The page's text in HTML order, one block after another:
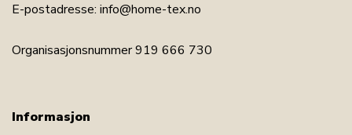
E-postadresse: info@home-tex.no
Organisasjonsnummer 919 666 730
Informasjon